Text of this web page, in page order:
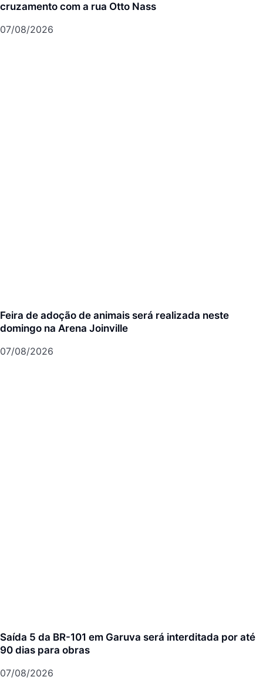
cruzamento com a rua Otto Nass
07/08/2026
Feira de adoção de animais será realizada neste
domingo na Arena Joinville
07/08/2026
Saída 5 da BR-101 em Garuva será interditada por até
90 dias para obras
07/08/2026